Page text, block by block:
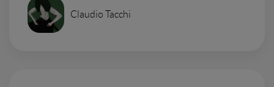
Claudio Tacchi